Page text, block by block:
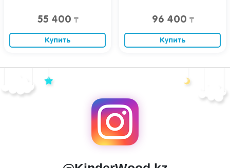
55 400 ₸
Купить
96 400 ₸
Купить